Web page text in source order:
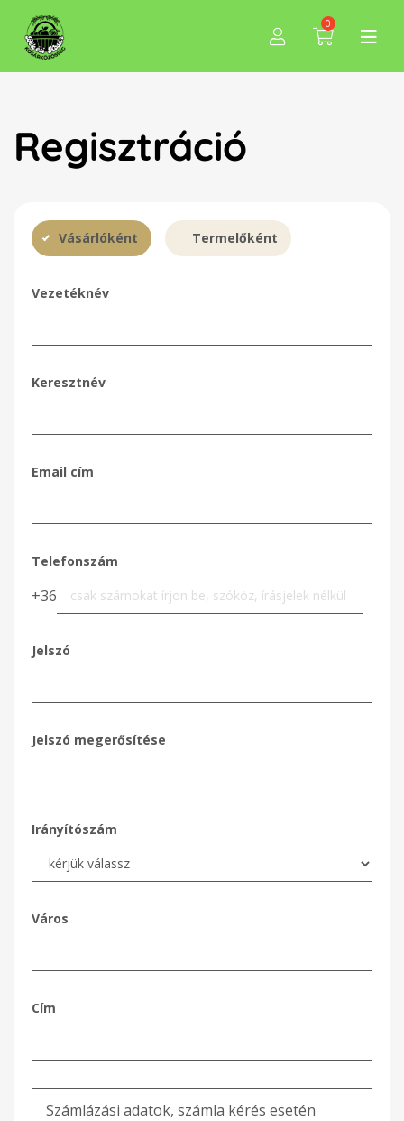
0
Regisztráció
Vásárlóként Termelőként
Vezetéknév
Keresztnév
Email cím
Telefonszám
+36
Jelszó
Jelszó megerősítése
Irányítószám
Város
Cím
Számlázási adatok, számla kérés esetén